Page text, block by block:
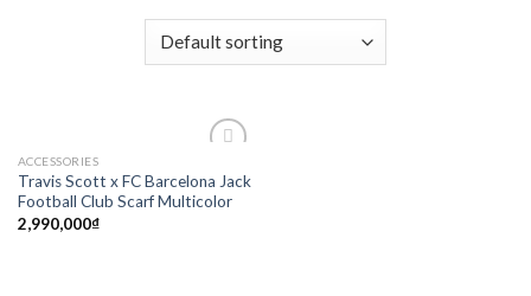
wishlist
ACCESSORIES
Travis Scott x FC Barcelona Jack
Football Club Scarf Multicolor
2,990,000₫